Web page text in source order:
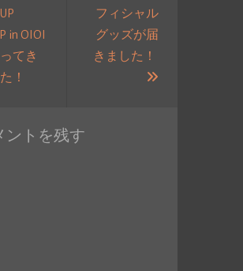
in OIOI
てき
！
投
フィシャル
グッズが届
きました！
次
ントを残す